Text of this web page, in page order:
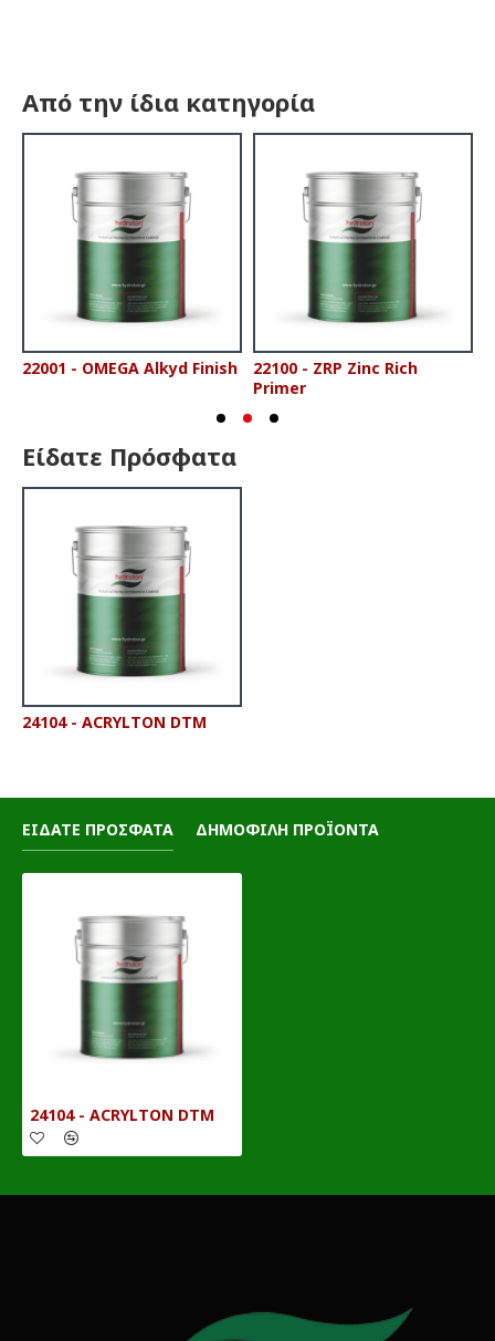
Από την ίδια κατηγορία
22001 - OMEGA Alkyd Finish
22100 - ZRP Zinc Rich
Primer
Είδατε Πρόσφατα
24104 - ACRYLTON DTM
ΕΙΔΑΤΕ ΠΡΟΣΦΑΤΑ ΔΗΜΟΦΙΛΗ ΠΡΟΪΟΝΤΑ
24104 - ACRYLTON DTM